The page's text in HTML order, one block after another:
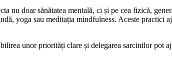
nu doar sănătatea mentală, ci și pe cea fizică,
yoga sau meditația mindfulness. Aceste practici
unor priorități clare și delegarea sarcinilor